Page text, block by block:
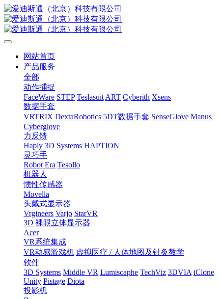
网站首页
产品服务
全部
动作捕捉
FaceWare STEP Teslasuit ART Cyberith Xsens
数据手套
VRTRIX DextaRobotics 5DT数据手套 SenseGlove Manus
Cyberglove
力反馈
Haply 3D Systems HAPTION
灵巧手
Robot Era Tesollo
机器人
惯性传感器
Movella
头戴式显示器
Vrgineers Varjo StarVR
3D 裸眼立体显示器
Acer
VR系统集成
VR动感游戏机 虚拟医疗 / 人体地图及针灸教学
软件
3D Systems Middle VR Lumiscaphe TechViz 3DVIA iClone
Unity Pistage Diota
投影机